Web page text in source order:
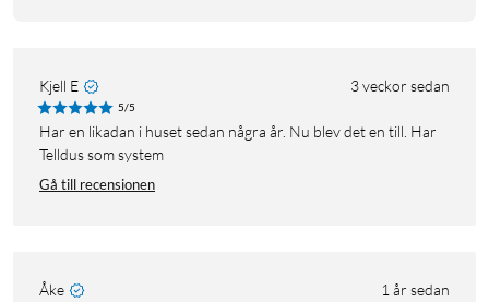
Kjell E 3 veckor sedan
5/5
Har en likadan i huset sedan några år. Nu blev det en till. Har
Telldus som system
Gå till recensionen
Åke 1 år sedan